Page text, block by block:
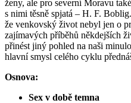
ženy, ale pro severní Moravu
s nimi těsně spjatá – H. F.
že venkovský život nebyl jen o
zajímavých příběhů někdejších
přinést jiný pohled na naši
hlavní smysl celého cyklu
Osnova:
Sex v době temna